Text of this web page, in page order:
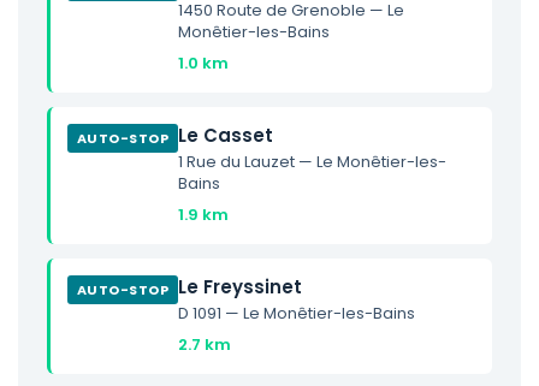
1450 Route de Grenoble — Le
Monêtier-les-Bains
1.0 km
AUTO-STOP Le Casset
1 Rue du Lauzet — Le Monêtier-les-
Bains
1.9 km
AUTO-STOP Le Freyssinet
D 1091 — Le Monêtier-les-Bains
2.7 km